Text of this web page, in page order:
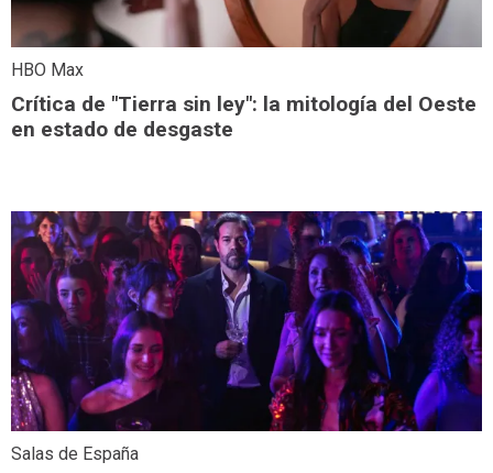
HBO Max
Crítica de "Tierra sin ley": la mitología del Oeste
en estado de desgaste
Salas de España